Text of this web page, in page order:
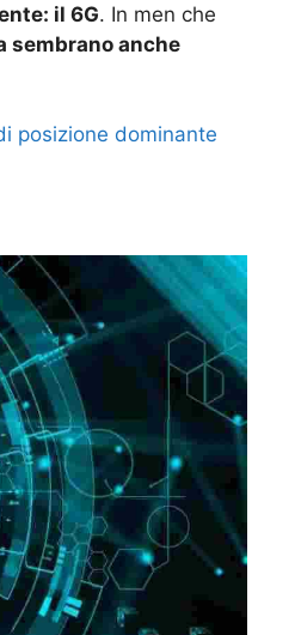
il 6G. In men che
sembrano anche
posizione dominante